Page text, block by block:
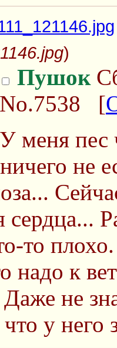
)
Пушок
No.7538 [
У меня пес
не
сердца...
то
надо к
Даже не
у него